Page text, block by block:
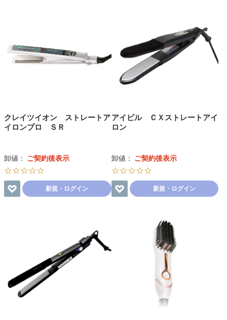
クレイツイオン ストレートア
イロンプロ ＳＲ
卸値： ご契約後表示
☆☆☆☆☆
新規・ログイン
アイビル ＣＸストレートアイ
ロン
卸値： ご契約後表示
☆☆☆☆☆
新規・ログイン